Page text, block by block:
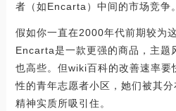
者（如Encarta）中间的市场竞争。
假如你一直在2000年代前期较为
Encarta是一款更强的商品，主题
也高些。但wiki百科的改善速率要
性的青年志愿者小区，她们被其
精神实质所吸引住。